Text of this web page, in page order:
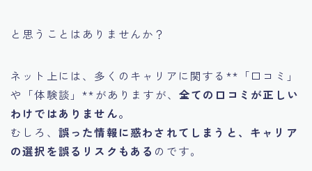
と思うことはありませんか？
ネット上には、多くのキャリアに関する**「口コミ」
や「体験談」**がありますが、 全ての口コミが正しい
わけではありません。
むしろ、 誤った情報に惑わされてしまうと、キャリア
の選択を誤るリスクもある のです。